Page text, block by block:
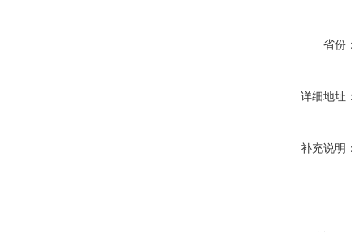
省份：
详细地址：
补充说明：